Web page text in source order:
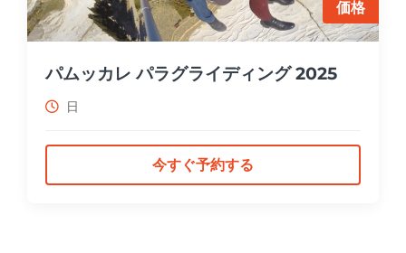
価格
パムッカレ パラグライディング 2025
日
今すぐ予約する